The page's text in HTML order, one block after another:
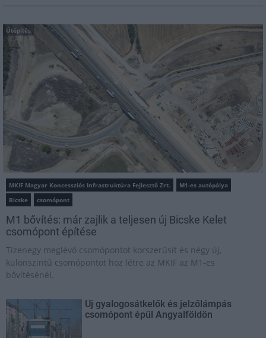
Útépítés
MKIF Magyar Koncessziós Infrastruktúra Fejlesztő Zrt.
M1-es autópálya
Bicske
csomópont
M1 bővítés: már zajlik a teljesen új Bicske Kelet
csomópont építése
Tizenegy meglévő csomópontot korszerűsít és négy új,
különszintű csomópontot hoz létre az MKIF az M1-es
bővítésénél.
Új gyalogosátkelők és jelzőlámpás
csomópont épül Angyalföldön